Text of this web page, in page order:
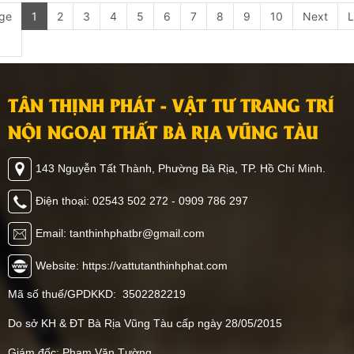
63.000đ 294.000đ
1 2 3 4 5 6 7 8 9 10 Next
TÂN THỊNH PHÁT - VẬT TƯ TRANG TRÍ
NỘI NGOẠI THẤT BÀ RỊA VŨNG TÀU